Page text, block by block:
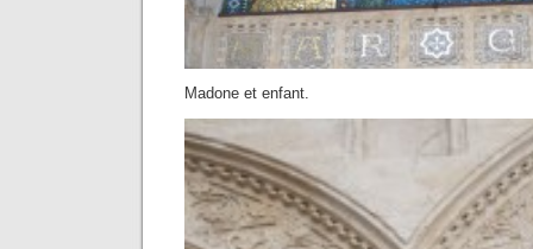
Madone et enfant.